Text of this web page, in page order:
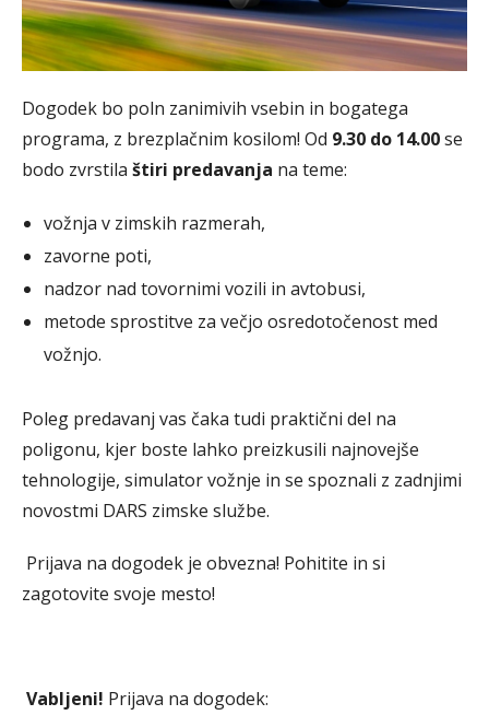
Dogodek bo poln zanimivih vsebin in bogatega
programa, z brezplačnim kosilom! Od 9.30 do 14.00se
bodo zvrstila štiri predavanja na teme:
vožnja v zimskih razmerah,
zavorne poti,
nadzor nad tovornimi vozili in avtobusi,
metode sprostitve za večjo osredotočenost med
vožnjo.
Poleg predavanj vas čaka tudi praktični del na
poligonu, kjer boste lahko preizkusili najnovejše
tehnologije, simulator vožnje in se spoznali z zadnjimi
novostmi DARS zimske službe.
Prijava na dogodek je obvezna! Pohitite in si
zagotovite svoje mesto!
Vabljeni! Prijava na dogodek: